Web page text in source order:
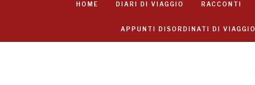
HOME DIARI DI VIAGGIO RACCONTI
APPUNTI DISORDINATI DI VIAGGIO